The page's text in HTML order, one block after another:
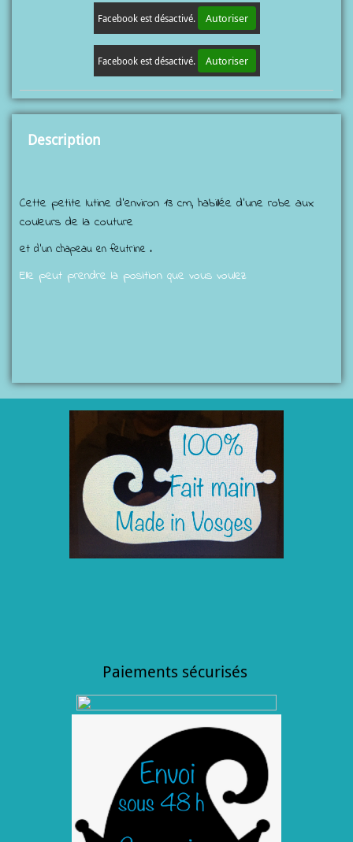
Facebook est désactivé. Autoriser
Facebook est désactivé. Autoriser
Description
Cette petite lutine d'environ 13 cm, habillée d'une robe aux
couleurs de la couture
et d'un chapeau en feutrine .
Elle peut prendre la position que vous voulez
Paiements sécurisés